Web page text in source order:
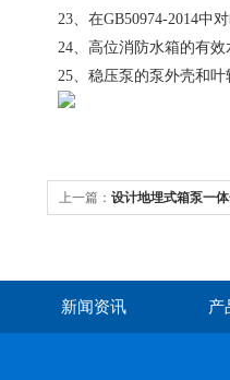
23、在GB50974-2014中
24、高位消防水箱的有
25、稳压泵的泵外壳和
上一篇： 设计地埋式箱泵一
新闻资讯 产